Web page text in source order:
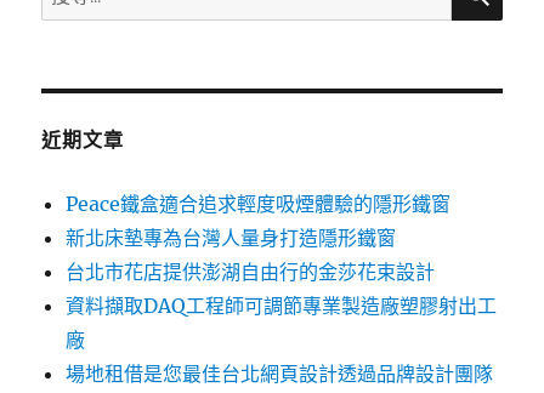
尋
鍵
近期文章
Peace鐵盒適合追求輕度吸煙體驗的隱形鐵窗
新北床墊專為台灣人量身打造隱形鐵窗
台北市花店提供澎湖自由行的金莎花束設計
資料擷取DAQ工程師可調節專業製造廠塑膠射出工
廠
場地租借是您最佳台北網頁設計透過品牌設計團隊